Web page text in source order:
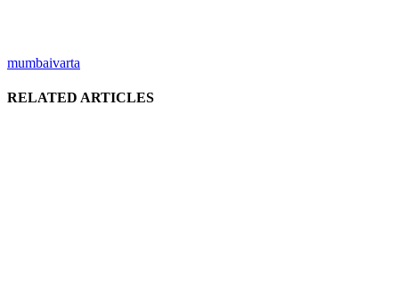
mumbaivarta
RELATED ARTICLES